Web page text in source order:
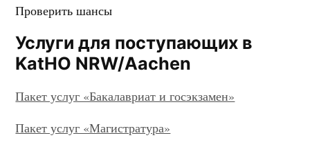
Проверить шансы
Услуги для поступающих в
KatHO NRW/Aachen
Пакет услуг «Бакалавриат и госэкзамен»
Пакет услуг «Магистратура»